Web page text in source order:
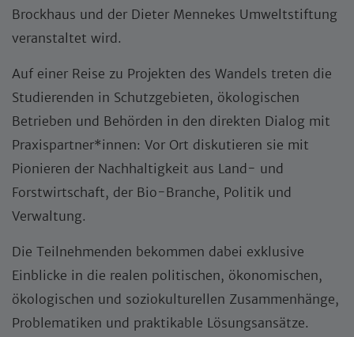
Brockhaus und der Dieter Mennekes Umweltstiftung
veranstaltet wird.
Auf einer Reise zu Projekten des Wandels treten die
Studierenden in Schutzgebieten, ökologischen
Betrieben und Behörden in den direkten Dialog mit
Praxispartner*innen: Vor Ort diskutieren sie mit
Pionieren der Nachhaltigkeit aus Land- und
Forstwirtschaft, der Bio-Branche, Politik und
Verwaltung.
Die Teilnehmenden bekommen dabei exklusive
Einblicke in die realen politischen, ökonomischen,
ökologischen und soziokulturellen Zusammenhänge,
Problematiken und praktikable Lösungsansätze.